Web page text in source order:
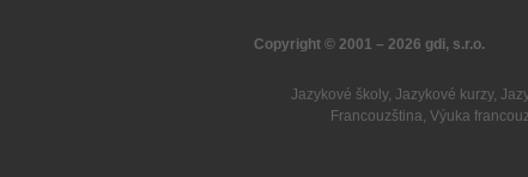
Copyright © 2001 – 2026 gdi, s.r.o.
Jazykové školy, Jazykové kurzy,
Francouzština, Výuka